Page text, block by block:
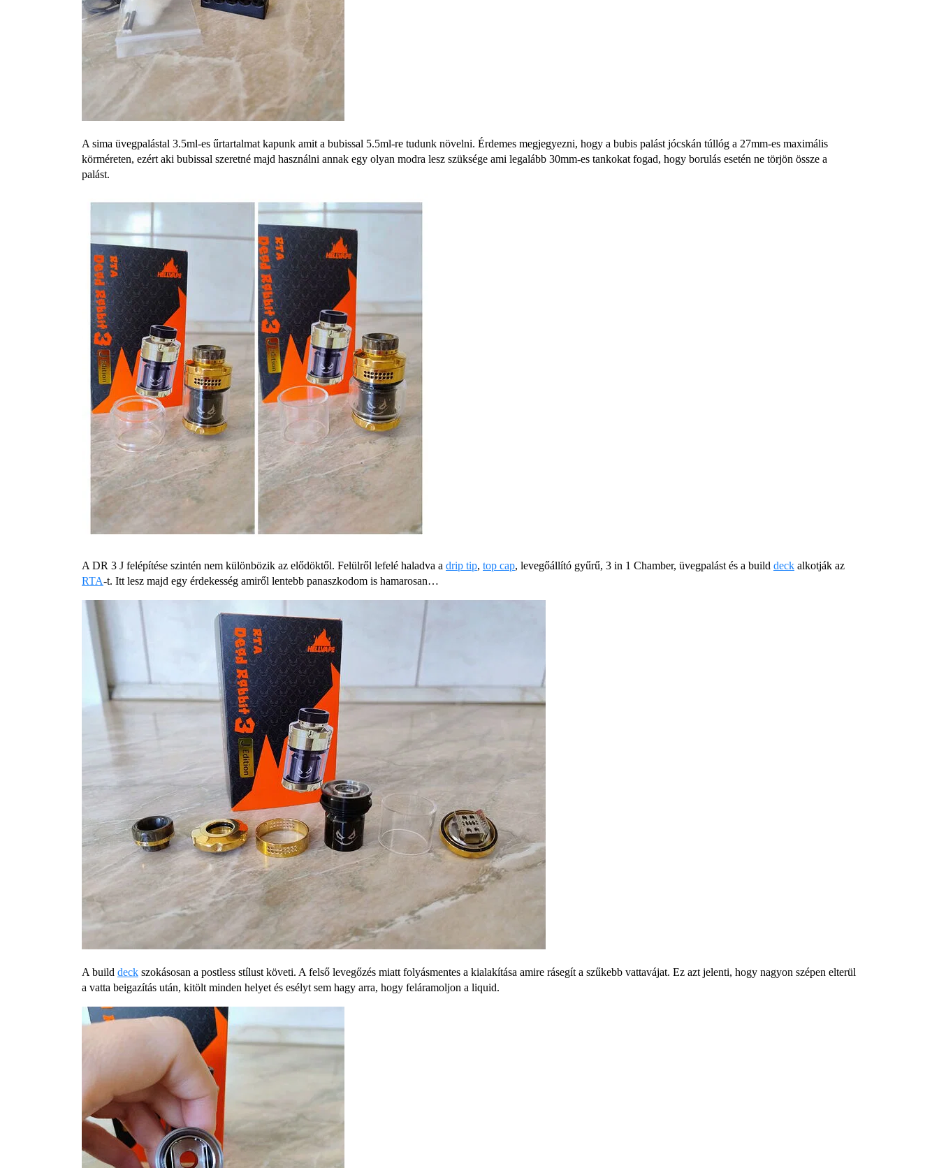
A sima üvegpalástal 3.5ml-es űrtartalmat kapunk amit a bubissal 5.5ml-re tudunk növelni. Érdemes megjegyezni, hogy a bubis palást jócskán túllóg a 27mm-es maximális
körméreten, ezért aki bubissal szeretné majd használni annak egy olyan modra lesz szüksége ami legalább 30mm-es tankokat fogad, hogy borulás esetén ne törjön össze a
palást.
A DR 3 J felépítése szintén nem különbözik az elődöktől. Felülről lefelé haladva a drip tip, top cap, levegőállító gyűrű, 3 in 1 Chamber, üvegpalást és a build deck alkotják az
RTA-t. Itt lesz majd egy érdekesség amiről lentebb panaszkodom is hamarosan…
A build deck szokásosan a postless stílust követi. A felső levegőzés miatt folyásmentes a kialakítása amire rásegít a szűkebb vattavájat. Ez azt jelenti, hogy nagyon szépen elterül
a vatta beigazítás után, kitölt minden helyet és esélyt sem hagy arra, hogy feláramoljon a liquid.